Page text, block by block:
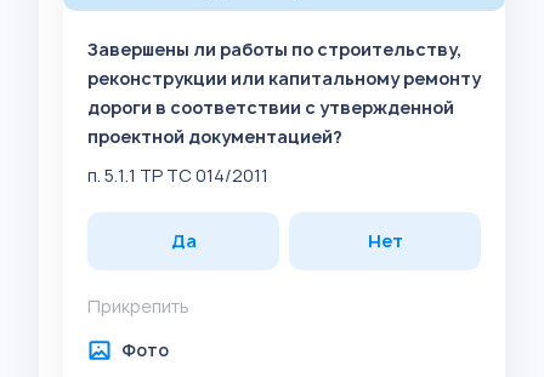
Завершены ли работы по строительству,
реконструкции или капитальному ремонту
дороги в соответствии с утвержденной
проектной документацией?
п. 5.1.1 ТР ТС 014/2011
Да Нет
Прикрепить
Фото